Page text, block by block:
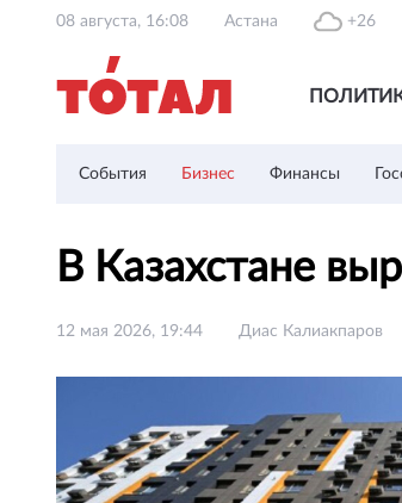
08 августа, 16:08 Астана +26
События Бизнес Финансы
В Казахстане
12 мая 2026, 19:44 Диас Калиакпаров